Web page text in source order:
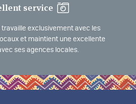
service
travaille exclusivement avec les
et maintient une excellente
ses agences locales.